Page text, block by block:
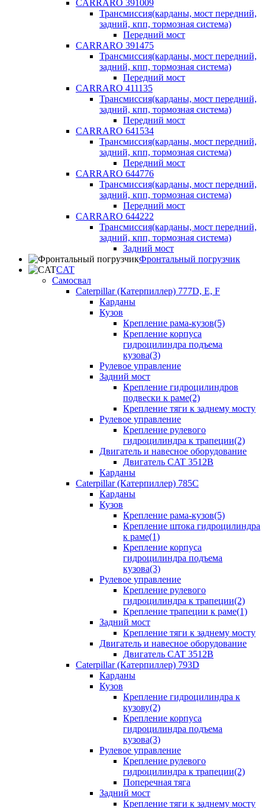
CARRARO 391009
Трансмиссия(карданы, мост передний,
задний, кпп, тормозная система)
Передний мост
CARRARO 391475
Трансмиссия(карданы, мост передний,
задний, кпп, тормозная система)
Передний мост
CARRARO 411135
Трансмиссия(карданы, мост передний,
задний, кпп, тормозная система)
Передний мост
CARRARO 641534
Трансмиссия(карданы, мост передний,
задний, кпп, тормозная система)
Передний мост
CARRARO 644776
Трансмиссия(карданы, мост передний,
задний, кпп, тормозная система)
Передний мост
CARRARO 644222
Трансмиссия(карданы, мост передний,
задний, кпп, тормозная система)
Задний мост
Фронтальный погрузчик
CAT
Самосвал
Caterpillar (Катерпиллер) 777D, E, F
Карданы
Кузов
Крепление рама-кузов(5)
Крепление корпуса
гидроцилиндра подъема
кузова(3)
Рулевое управление
Задний мост
Крепление гидроцилиндров
подвески к раме(2)
Крепление тяги к заднему мосту
Рулевое управление
Крепление рулевого
гидроцилиндра к трапеции(2)
Двигатель и навесное оборудование
Двигатель CAT 3512B
Карданы
Caterpillar (Катерпиллер) 785C
Карданы
Кузов
Крепление рама-кузов(5)
Крепление штока гидроцилиндра
к раме(1)
Крепление корпуса
гидроцилиндра подъема
кузова(3)
Рулевое управление
Крепление рулевого
гидроцилиндра к трапеции(2)
Крепление трапеции к раме(1)
Задний мост
Крепление тяги к заднему мосту
Двигатель и навесное оборудование
Двигатель CAT 3512B
Caterpillar (Катерпиллер) 793D
Карданы
Кузов
Крепление гидроцилиндра к
кузову(2)
Крепление корпуса
гидроцилиндра подъема
кузова(3)
Рулевое управление
Крепление рулевого
гидроцилиндра к трапеции(2)
Поперечная тяга
Задний мост
Крепление тяги к заднему мосту